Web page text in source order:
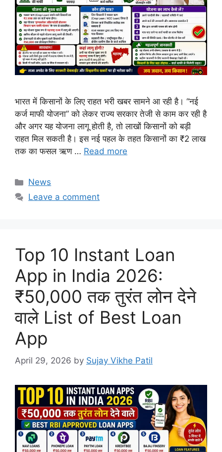
भारत में किसानों के लिए राहत भरी खबर सामने आ रही है। “नई
कर्ज माफी योजना” को लेकर राज्य सरकार तेजी से काम कर रही है
और अगर यह योजना लागू होती है, तो लाखों किसानों को बड़ी
राहत मिल सकती है। इस नई पहल के तहत किसानों का ₹2 लाख
तक का फसल ऋण … Read more
Categories
News
Leave a comment
Top 10 Instant Loan
App in India 2026:
₹50,000 तक तुरंत लोन देने
वाले List of Best Loan
App
April 29, 2026 by Sujay Vikhe Patil